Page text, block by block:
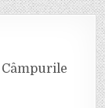
Câmpurile